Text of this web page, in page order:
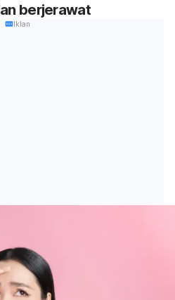
berjerawat
Iklan